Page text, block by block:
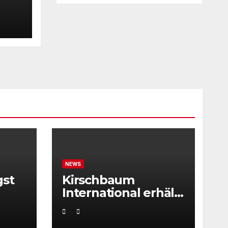
NEWS
Kirschbaum
International erhält
ITF Tournament
Recognition Award